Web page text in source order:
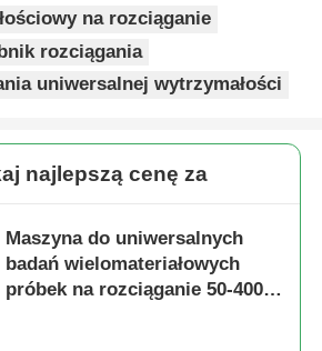
na rozciąganie
rozciągania
uniwersalnej wytrzymałości
najlepszą cenę za
Maszyna do uniwersalnych
badań wielomateriałowych
próbek na rozciąganie 50-400